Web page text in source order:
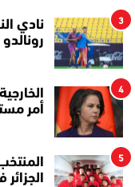
3
نادي
رونالدو
4
أمر
5